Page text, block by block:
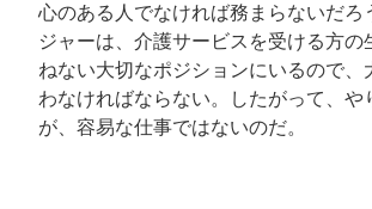
心のある人でなければ務まらないだろ
ジャーは、介護サービスを受ける方の
ねない大切なポジションにいるので、
わなければならない。したがって、や
が、容易な仕事ではないのだ。